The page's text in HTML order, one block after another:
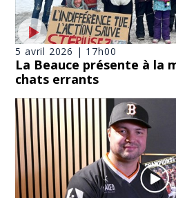
5 avril 2026 | 17h00
La Beauce présente à la
chats errants